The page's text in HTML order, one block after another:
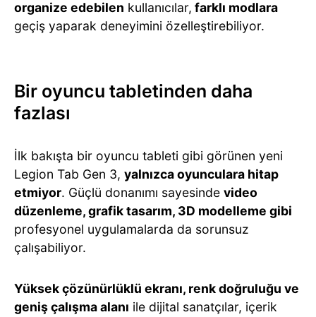
organize edebilen kullanıcılar, farklı modlara
geçiş yaparak deneyimini özelleştirebiliyor.
Bir oyuncu tabletinden daha
fazlası
İlk bakışta bir oyuncu tableti gibi görünen yeni
Legion Tab Gen 3, yalnızca oyunculara hitap
etmiyor. Güçlü donanımı sayesinde video
düzenleme, grafik tasarım, 3D modelleme gibi
profesyonel uygulamalarda da sorunsuz
çalışabiliyor.
Yüksek çözünürlüklü ekranı, renk doğruluğu ve
geniş çalışma alanı ile dijital sanatçılar, içerik